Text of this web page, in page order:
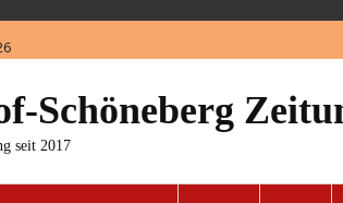
Schöneberg
seit 2017